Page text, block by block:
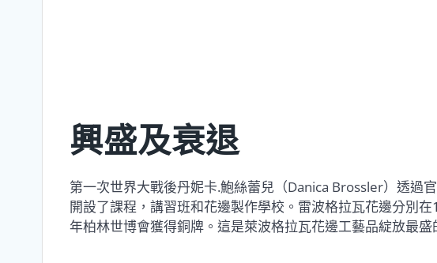
興盛及衰退
第一次世界大戰後丹妮卡.鮑絲蕾兒（Danica Brossler）透過
開設了課程，講習班和花邊製作學校。雷波格拉瓦花邊分別
年柏林世博會獲得銅牌。這是萊波格拉瓦花邊工藝品綻放最盛